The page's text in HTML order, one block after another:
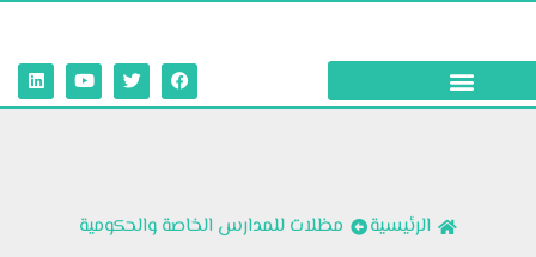
الرئيسية مظلات للمدارس الخاصة والحكومية